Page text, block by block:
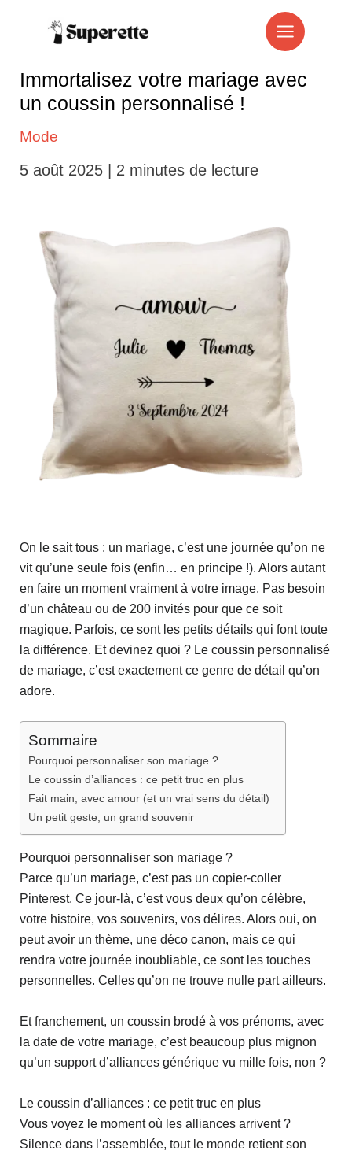
Immortalisez votre mariage avec
un coussin personnalisé !
Mode
5 août 2025 2 minutes de lecture
On le sait tous : un mariage, c’est une journée qu’on ne
vit qu’une seule fois (enfin… en principe !). Alors autant
en faire un moment vraiment à votre image. Pas besoin
d’un château ou de 200 invités pour que ce soit
magique. Parfois, ce sont les petits détails qui font toute
la différence. Et devinez quoi ? Le coussin personnalisé
de mariage, c’est exactement ce genre de détail qu’on
adore.
Sommaire
Pourquoi personnaliser son mariage ?
Le coussin d’alliances : ce petit truc en plus
Fait main, avec amour (et un vrai sens du détail)
Un petit geste, un grand souvenir
Pourquoi personnaliser son mariage ?
Parce qu’un mariage, c’est pas un copier-coller
Pinterest. Ce jour-là, c’est vous deux qu’on célèbre,
votre histoire, vos souvenirs, vos délires. Alors oui, on
peut avoir un thème, une déco canon, mais ce qui
rendra votre journée inoubliable, ce sont les touches
personnelles. Celles qu’on ne trouve nulle part ailleurs.
Et franchement, un coussin brodé à vos prénoms, avec
la date de votre mariage, c’est beaucoup plus mignon
qu’un support d’alliances générique vu mille fois, non ?
Le coussin d’alliances : ce petit truc en plus
Vous voyez le moment où les alliances arrivent ?
Silence dans l’assemblée, tout le monde retient son